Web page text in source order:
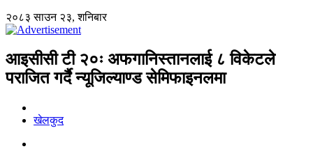
२०८३ साउन २३, शनिबार
आइसीसी टी २०ः अफगानिस्तानलाई ८ विकेटले
पराजित गर्दै न्यूजिल्याण्ड सेमिफाइनलमा
खेलकुद